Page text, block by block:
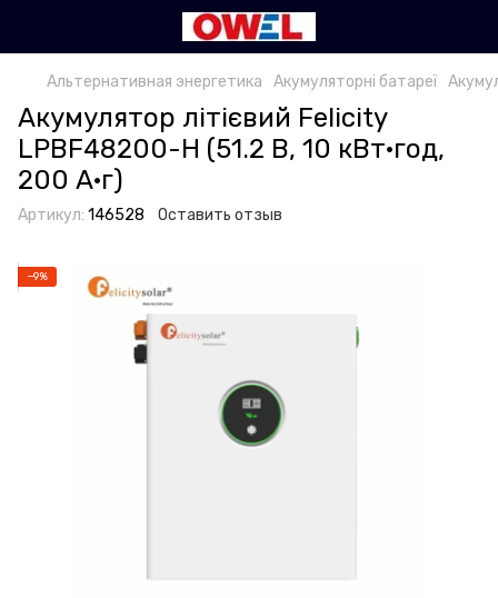
Альтернативная энергетика Акумуляторні батареї
Акумулятор літієвий Felicity
LPBF48200-H (51.2 В, 10 кВт·год,
200 А·г)
Артикул: 146528 Оставить отзыв
−9%